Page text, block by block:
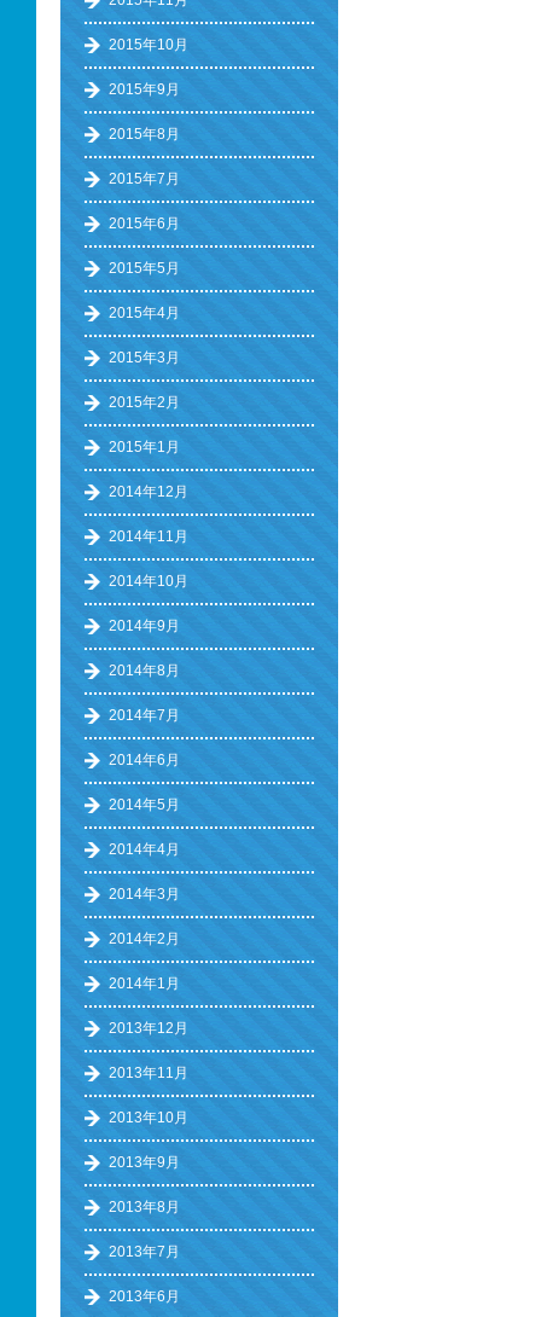
2015年10月
2015年9月
2015年8月
2015年7月
2015年6月
2015年5月
2015年4月
2015年3月
2015年2月
2015年1月
2014年12月
2014年11月
2014年10月
2014年9月
2014年8月
2014年7月
2014年6月
2014年5月
2014年4月
2014年3月
2014年2月
2014年1月
2013年12月
2013年11月
2013年10月
2013年9月
2013年8月
2013年7月
2013年6月